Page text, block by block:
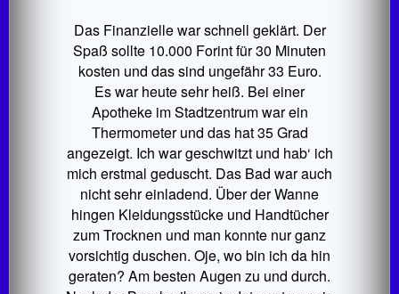
Das Finanzielle war schnell geklärt. Der
Spaß sollte 10.000 Forint für 30 Minuten
kosten und das sind ungefähr 33 Euro.
Es war heute sehr heiß. Bei einer
Apotheke im Stadtzentrum war ein
Thermometer und das hat 35 Grad
angezeigt. Ich war geschwitzt und hab‘ ich
mich erstmal geduscht. Das Bad war auch
nicht sehr einladend. Über der Wanne
hingen Kleidungsstücke und Handtücher
zum Trocknen und man konnte nur ganz
vorsichtig duschen. Oje, wo bin ich da hin
geraten? Am besten Augen zu und durch.